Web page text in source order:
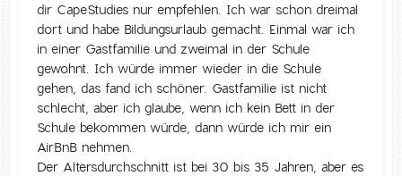
dir CapeStudies nur empfehlen. Ich war schon dreimal
dort und habe Bildungsurlaub gemacht. Einmal war ich
in einer Gastfamilie und zweimal in der Schule
gewohnt. Ich würde immer wieder in die Schule
gehen, das fand ich schöner. Gastfamilie ist nicht
schlecht, aber ich glaube, wenn ich kein Bett in der
Schule bekommen würde, dann würde ich mir ein
AirBnB nehmen.
Der Altersdurchschnitt ist bei 30 bis 35 Jahren, aber es